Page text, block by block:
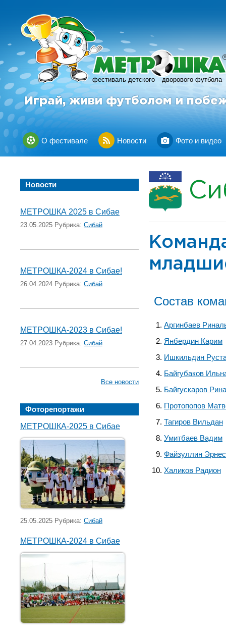
фестиваль детского дворового футбола
R
Играй, живи футболом и
О фестивале Новости Фото и видео
Новости
МЕТРОШКА 2025 в Сибае
23.05.2025 Рубрика: Сибай
МЕТРОШКА-2024 в Сибае!
26.04.2024 Рубрика: Сибай
МЕТРОШКА-2023 в Сибае!
27.04.2023 Рубрика: Сибай
Все новости
Фоторепортажи
МЕТРОШКА-2025 в Сибае
25.05.2025 Рубрика: Сибай
МЕТРОШКА-2024 в Сибае
Состав
Аргинбаев
Янбердин Карим
Ишкильдин
Байгубаков
Байгускаров
Протопопов
Тагиров Вильдан
Умитбаев Вадим
Файзуллин
Халиков Радион